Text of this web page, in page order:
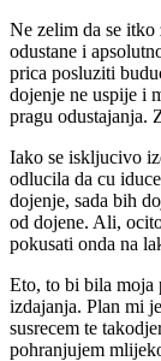
Ne zelim da se itko
odustane i
prica posluziti
dojenje ne uspije i
pragu odustajanja.
Iako se iskljucivo
odlucila da cu
dojenje, sada bih
od dojene. Ali,
pokusati onda na
Eto, to bi bila moja
izdajanja. Plan mi
susrecem te
pohranjujem